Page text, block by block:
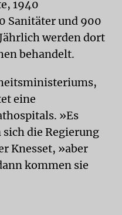
1940
Sanitäter und 900
werden dort
behandelt.
eine
»Es
die Regierung
Knesset, »aber
kommen sie